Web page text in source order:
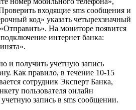
входящие sms сообщения и
код» указать четырехзначный
На мониторе появится
интернет банка:
и получить учетную запись
Как правило, в течение 10-15
сотрудник Эксперт Банка,
пользователя онлайн
запись в sms сообщении.